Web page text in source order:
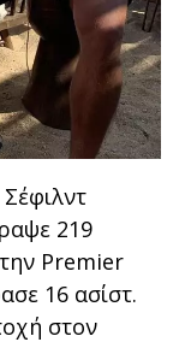
219
Premier
16 ασίστ.
στον